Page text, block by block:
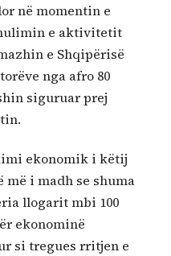
në momentin e
e aktivitetit
e Shqipërisë
nga afro 80
siguruar prej
ekonomik i këtij
i madh se shuma
llogarit mbi 100
ekonominë
si tregues rritjen e